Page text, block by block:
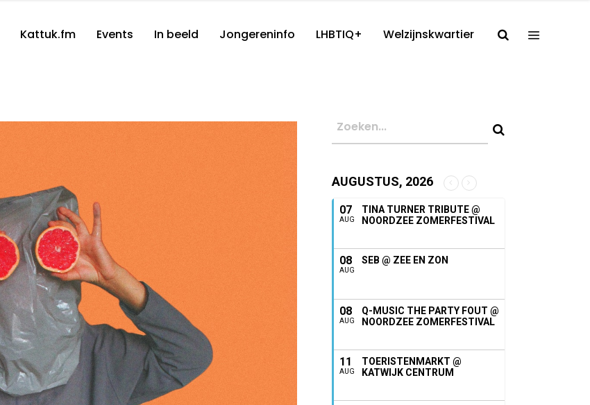
Kattuk.fm Events In beeld Jongereninfo LHBTIQ+ Welzijnskwartier
AUGUSTUS, 2026
07
AUG
TINA TURNER TRIBUTE @
NOORDZEE ZOMERFESTIVAL
08
AUG
SEB @ ZEE EN ZON
08
AUG
Q-MUSIC THE PARTY FOUT @
NOORDZEE ZOMERFESTIVAL
11
AUG
TOERISTENMARKT @
KATWIJK CENTRUM